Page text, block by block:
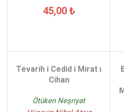
45,00 ₺
Tevarih i Cedid i Mirat ı
Cihan
Ötüken Neşriyat